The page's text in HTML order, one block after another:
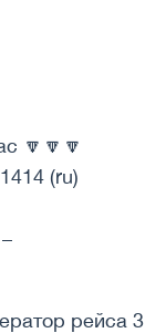
🔽🔽🔽
(ru)
рейса 3